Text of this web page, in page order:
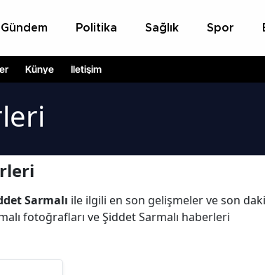
Gündem Politika Sağlık Spor
Künye İletişim
Sarmalı ile ilgili en son gelişmeler ve son
fotoğrafları ve Şiddet Sarmalı haberleri